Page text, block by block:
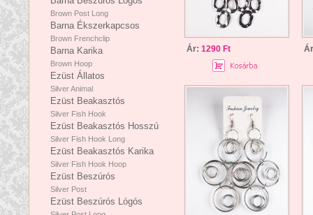
Brown Post Long
Barna Ékszerkapcsos
Brown Frenchclip
Barna Karika
Brown Hoop
Ezüst Állatos
Silver Animal
Ezüst Beakasztós
Silver Fish Hook
Ezüst Beakasztós Hosszú
Silver Fish Hook Long
Ezüst Beakasztós Karika
Silver Fish Hook Hoop
Ezüst Beszúrós
Silver Post
Ezüst Beszúrós Lógós
Ár: 1290 Ft